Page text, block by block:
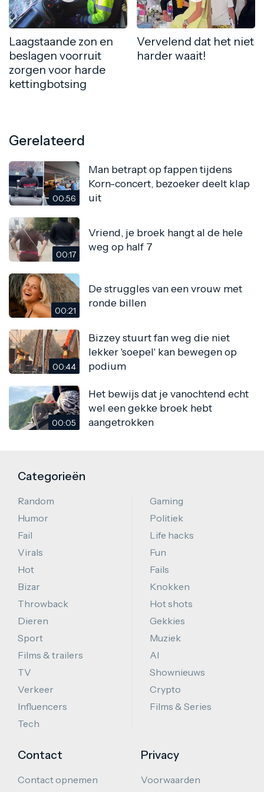
Laagstaande zon en
beslagen voorruit
zorgen voor harde
kettingbotsing
Vervelend dat het niet
harder waait!
Gerelateerd
00:56
Man betrapt op fappen tijdens
Korn-concert, bezoeker deelt klap
uit
00:17
Vriend, je broek hangt al de hele
weg op half 7
00:21
De struggles van een vrouw met
ronde billen
00:44
Bizzey stuurt fan weg die niet
lekker 'soepel' kan bewegen op
podium
00:05
Het bewijs dat je vanochtend echt
wel een gekke broek hebt
aangetrokken
Categorieën
Random
Humor
Fail
Virals
Hot
Bizar
Throwback
Dieren
Sport
Films & trailers
TV
Verkeer
Influencers
Tech
Gaming
Politiek
Life hacks
Fun
Fails
Knokken
Hot shots
Gekkies
Muziek
AI
Shownieuws
Crypto
Films & Series
Contact
Contact opnemen
Privacy
Voorwaarden